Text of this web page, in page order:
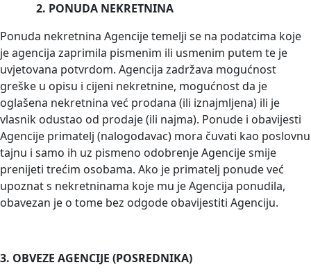
2. PONUDA NEKRETNINA
Ponuda nekretnina Agencije temelji se na podatcima koje
je agencija zaprimila pismenim ili usmenim putem te je
uvjetovana potvrdom. Agencija zadržava mogućnost
greške u opisu i cijeni nekretnine, mogućnost da je
oglašena nekretnina već prodana (ili iznajmljena) ili je
vlasnik odustao od prodaje (ili najma). Ponude i obavijesti
Agencije primatelj (nalogodavac) mora čuvati kao poslovnu
tajnu i samo ih uz pismeno odobrenje Agencije smije
prenijeti trećim osobama. Ako je primatelj ponude već
upoznat s nekretninama koje mu je Agencija ponudila,
obavezan je o tome bez odgode obavijestiti Agenciju.
3. OBVEZE AGENCIJE (POSREDNIKA)